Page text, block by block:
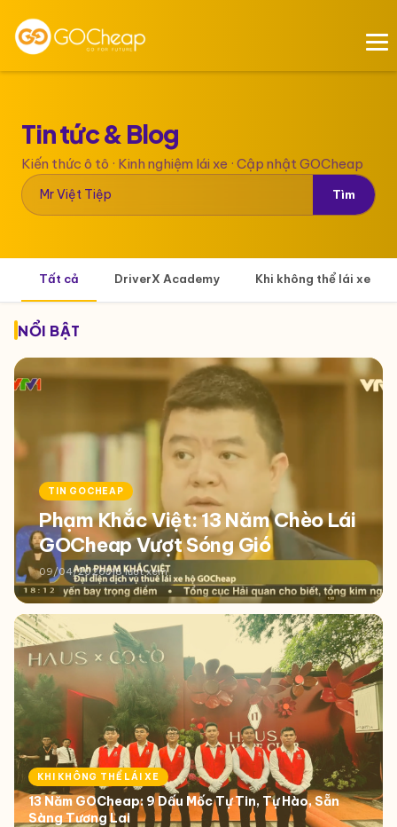
Tin tức & Blog
Kiến thức ô tô · Kinh nghiệm lái xe · Cập nhật GOCheap
Tìm
Tất cả DriverX Academy Khi không thể lái xe
NỔI BẬT
TIN GOCHEAP
Phạm Khắc Việt: 13 Năm Chèo Lái
GOCheap Vượt Sóng Gió
09/04/2026318 lượt xem
KHI KHÔNG THỂ LÁI XE
13 Năm GOCheap: 9 Dấu Mốc Tự Tin, Tự Hào, Sẵn
Sàng Tương Lai